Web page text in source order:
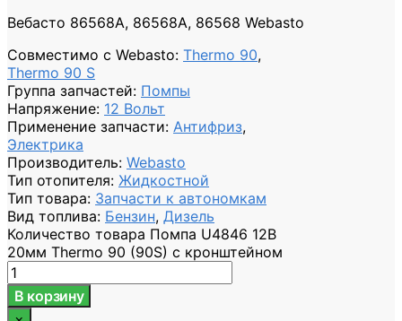
Вебасто 86568A, 86568A, 86568 Webasto
Совместимо с Webasto: Thermo 90,
Thermo 90 S
Группа запчастей: Помпы
Напряжение: 12 Вольт
Применение запчасти: Антифриз,
Электрика
Производитель: Webasto
Тип отопителя: Жидкостной
Тип товара: Запчасти к автономкам
Вид топлива: Бензин, Дизель
Количество товара Помпа U4846 12В
20мм Thermo 90 (90S) с кронштейном
В корзину